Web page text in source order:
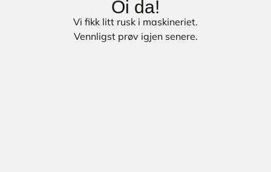
Oi da!
Vi fikk litt rusk i maskineriet.
Vennligst prøv igjen senere.